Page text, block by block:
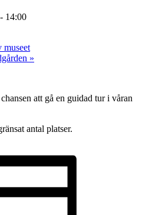
- 14:00
museet
»
att gå en guidad tur i våran
antal platser.